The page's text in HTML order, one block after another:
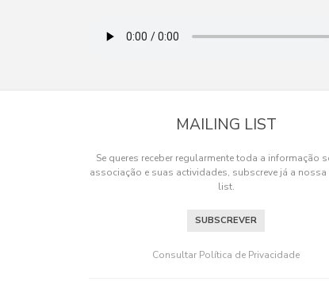
Este site utiliza cookies para lhe
MAILING LIST
Se queres receber regularmente toda a informação
associação e suas actividades, subscreve já a
list.
SUBSCREVER
Consultar Política de Privacidade